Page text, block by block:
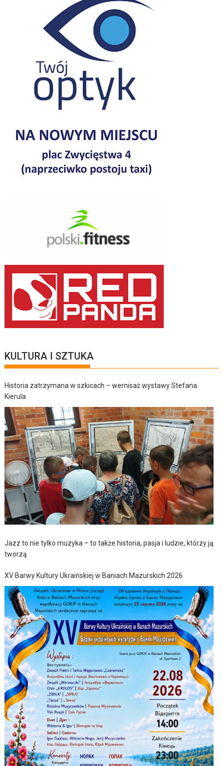
KULTURA I SZTUKA
Historia zatrzymana w szkicach – wernisaż wystawy Stefana
Kierula
Jazz to nie tylko muzyka – to także historia, pasja i ludzie, którzy ją
tworzą
XV Barwy Kultury Ukraińskiej w Baniach Mazurskich 2026